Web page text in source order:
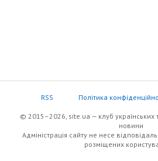
RSS Політика
© 2015–2026, site.ua — клуб українських
новини
Адміністрація сайту не несе
розміщених